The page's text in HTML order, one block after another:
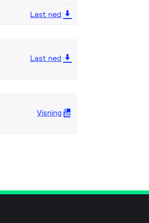
Last ned
Last ned
Visning